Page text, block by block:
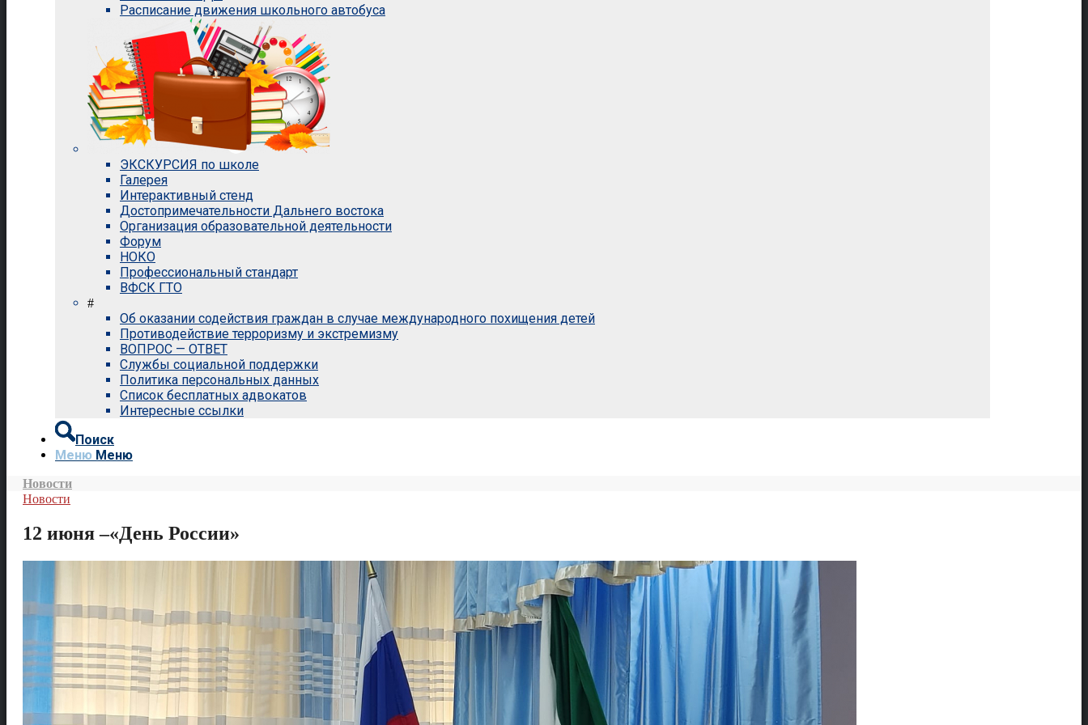
Расписание движения школьного автобуса
ЭКСКУРСИЯ по школе
Галерея
Интерактивный стенд
Достопримечательности Дальнего востока
Организация образовательной деятельности
Форум
НОКО
Профессиональный стандарт
ВФСК ГТО
#
Об оказании содействия граждан в случае международного похищения детей
Противодействие терроризму и экстремизму
ВОПРОС — ОТВЕТ
Службы социальной поддержки
Политика персональных данных
Список бесплатных адвокатов
Интересные ссылки
Поиск
Меню Меню
Новости
Новости
12 июня –«День России»